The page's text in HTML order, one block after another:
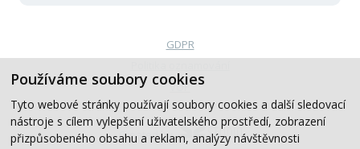
Používáme soubory cookies
Tyto webové stránky používají soubory cookies a další sledovací
nástroje s cílem vylepšení uživatelského prostředí, zobrazení
přizpůsobeného obsahu a reklam, analýzy návštěvnosti
GDPR
VOP
Created by